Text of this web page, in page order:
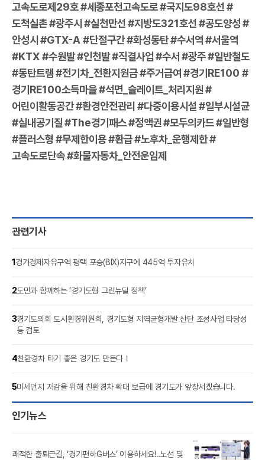
고속도로제 29호#세종포천고속도로#국지도98호선#
도척실촌#광주시 #실천만선#지방도321호선#공도양성#
안성시 #GTX-A #단절구간#화성동탄#수서역#서울역
#KTX #수원발#인천발#직결사업#수서 #광주#일반철도
#동탄트램#전기차_ 전환지원금#주거급여 #경기 RE100 #
경기 RE100소득마을#석면 슬레이트 처리지원#
어린이활동공간#환경안전관리 #다중이용시설#일부시설균
#실내공기질#The경기패스#정액권#모두의카드#일반형
#플러스형#무제한이용#환급#노후차_ 운행제한#
고속도로단속#화물자동차_ 안전운임제
관련기사
1 경기경제자유구역 평택 포승(BIX)지구에 445억 투자유치
2도민과 함께하는 ‘경기도형 그린뉴딜 정책’
3경기도의회 도시환경위원회, 경기도형 지역균형개발 산단 조성사업 타당성
등 검토
4친환경차 타기 좋은 경기도 만든다！
5미세먼지 저감을 위해 친환경차 확대 보급에 경기도가 앞장서겠습니다.
인기뉴스
쾌적한 출퇴근길, ‘경기편하G버스’ 이용하세요!‥노선 및